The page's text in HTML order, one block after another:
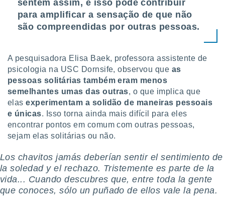
utilizar
criar
medir
da
medir o
de
de dados
fontes,
melhorar
sentem assim, e isso pode contribuir
para amplificar a sensação de que não
são compreendidas por outras pessoas.
A pesquisadora Elisa Baek, professora assistente de
psicologia na USC Dornsife, observou que as
pessoas solitárias também eram menos
semelhantes umas das outras, o que implica que
elasexperimentam a solidão de maneiras pessoais
e únicas. Isso torna ainda mais difícil para eles
encontrar pontos em comum com outras pessoas,
sejam elas solitárias ou não.
Los chavitos jamás deberían sentir el sentimiento de
la soledad y el rechazo. Tristemente es parte de la
vida... Cuando descubres que, entre toda la gente
que conoces, sólo un puñado de ellos vale la pena.